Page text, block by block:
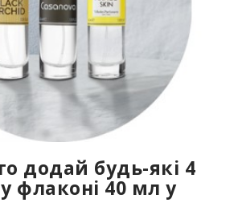
додай будь-які 4
флаконі 40 мл у